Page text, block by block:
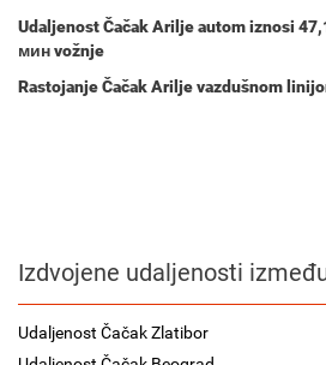
Udaljenost Čačak Arilje autom iznosi
минvožnje
Rastojanje Čačak Arilje vazdušnom
Izdvojene udaljenosti
Udaljenost Čačak Zlatibor